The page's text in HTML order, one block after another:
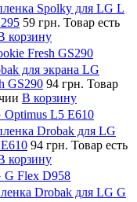
Spolky для LG L
59 грн. Товар есть
корзину
Fresh GS290
для экрана LG
GS290 94 грн. Товар
В корзину
Optimus L5 E610
Drobak для LG
94 грн. Товар есть
корзину
G Flex D958
Drobak для LG G